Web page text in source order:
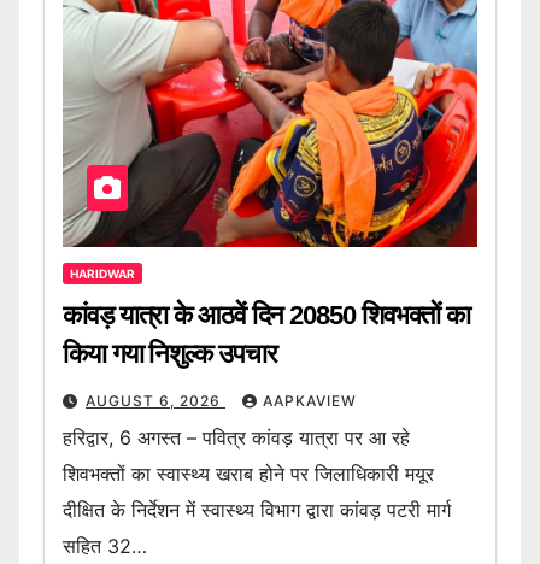
HARIDWAR
कांवड़ यात्रा के आठवें दिन 20850 शिवभक्तों का
किया गया निशुल्क उपचार
AUGUST 6, 2026 AAPKAVIEW
हरिद्वार, 6 अगस्त – पवित्र कांवड़ यात्रा पर आ रहे
शिवभक्तों का स्वास्थ्य खराब होने पर जिलाधिकारी मयूर
दीक्षित के निर्देशन में स्वास्थ्य विभाग द्वारा कांवड़ पटरी मार्ग
सहित 32…